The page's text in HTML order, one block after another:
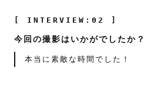
[ INTERVIEW:02 ]
今回の撮影はいかがでしたか？
本当に素敵な時間でした！